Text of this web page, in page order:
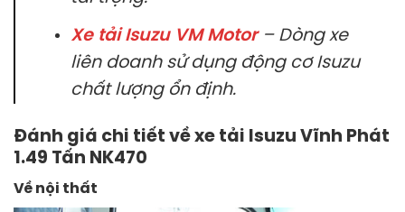
Xe tải Isuzu VM Motor– Dòng xe
liên doanh sử dụng động cơ Isuzu
chất lượng ổn định.
Đánh giá chi tiết về xe tải Isuzu Vĩnh Phát
1.49 Tấn NK470
Về nội thất